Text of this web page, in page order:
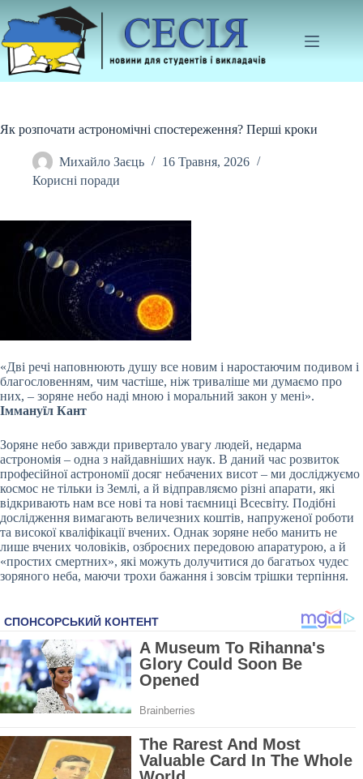
до
вмісту
Як розпочати астрономічні спостереження? Перші кроки
Михайло Заєць
16 Травня, 2026
Корисні поради
«Дві речі наповнюють душу все новим і наростаючим подивом і
благословенням, чим частіше, ніж триваліше ми думаємо про
них, – зоряне небо наді мною і моральний закон у мені».
Іммануїл Кант
Зоряне небо завжди привертало увагу людей, недарма
астрономія – одна з найдавніших наук. В даний час розвиток
професійної астрономії досяг небачених висот – ми досліджуємо
космос не тільки із Землі, а й відправляємо різні апарати, які
відкривають нам все нові та нові таємниці Всесвіту. Подібні
дослідження вимагають величезних коштів, напруженої роботи
та високої кваліфікації вчених. Однак зоряне небо манить не
лише вчених чоловіків, озброєних передовою апаратурою, а й
«простих смертних», які можуть долучитися до багатьох чудес
зоряного неба, маючи трохи бажання і зовсім трішки терпіння.